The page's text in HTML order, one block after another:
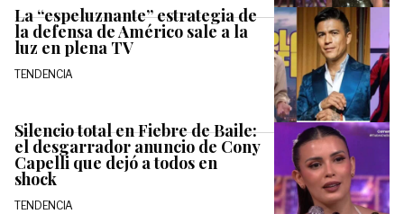
La “espeluznante” estrategia de
la defensa de Américo sale a la
luz en plena TV
TENDENCIA
Silencio total en Fiebre de Baile:
el desgarrador anuncio de Cony
Capelli que dejó a todos en
shock
TENDENCIA